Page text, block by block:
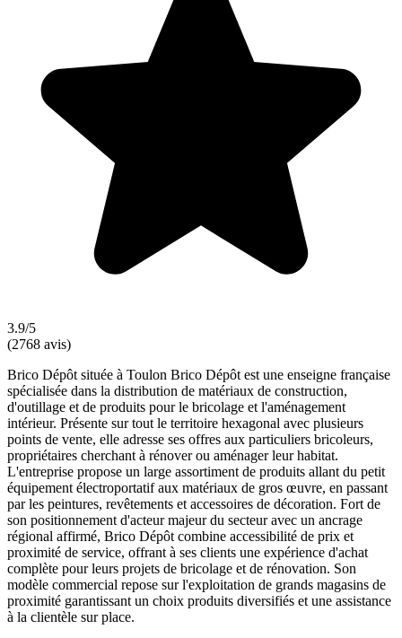
3.9/5
(2768 avis)
Brico Dépôt située à Toulon Brico Dépôt est une enseigne française
spécialisée dans la distribution de matériaux de construction,
d'outillage et de produits pour le bricolage et l'aménagement
intérieur. Présente sur tout le territoire hexagonal avec plusieurs
points de vente, elle adresse ses offres aux particuliers bricoleurs,
propriétaires cherchant à rénover ou aménager leur habitat.
L'entreprise propose un large assortiment de produits allant du petit
équipement électroportatif aux matériaux de gros œuvre, en passant
par les peintures, revêtements et accessoires de décoration. Fort de
son positionnement d'acteur majeur du secteur avec un ancrage
régional affirmé, Brico Dépôt combine accessibilité de prix et
proximité de service, offrant à ses clients une expérience d'achat
complète pour leurs projets de bricolage et de rénovation. Son
modèle commercial repose sur l'exploitation de grands magasins de
proximité garantissant un choix produits diversifiés et une assistance
à la clientèle sur place.